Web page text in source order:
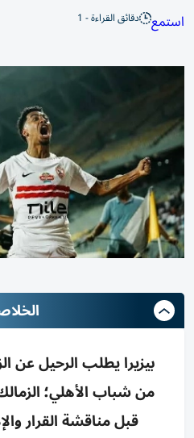
استمع دقائق القراءة - 1
بيزيرا يطلب الرحيل
من شباب الأهلي؛
قبل مناقشة القرار